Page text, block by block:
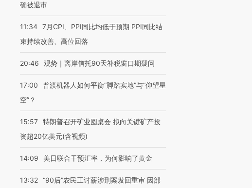
确被退市
11:34 7月CPI、PPI同比均低于预期 PPI同比结
束持续改善、高位回落
20:46 观势｜离岸信托90天补税窗口期疑问
17:00
普渡机器人如何平衡“脚踏实地”与“仰望星
空”？
15:57 特朗普召开矿业圆桌会 拟向关键矿产投
资超20亿美元(含视频)
14:09 美日联合干预汇率，为何影响了黄金
13:32 “90后”农民工讨薪涉刑案发回重审 因部